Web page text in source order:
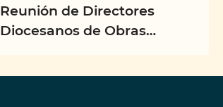
Reunión de Directores
Diocesanos de Obras